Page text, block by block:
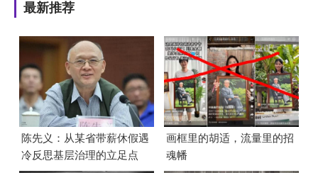
最新推荐
陈先义：从某省带薪休假遇
冷反思基层治理的立足点
画框里的胡适，流量里的招
魂幡